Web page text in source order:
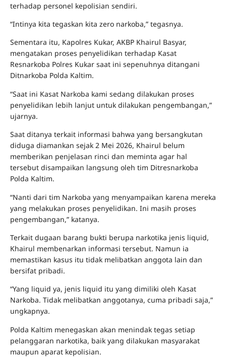
terhadap personel kepolisian sendiri.
“Intinya kita tegaskan kita zero narkoba,” tegasnya.
Sementara itu, Kapolres Kukar, AKBP Khairul Basyar,
mengatakan proses penyelidikan terhadap Kasat
Resnarkoba Polres Kukar saat ini sepenuhnya ditangani
Ditnarkoba Polda Kaltim.
“Saat ini Kasat Narkoba kami sedang dilakukan proses
penyelidikan lebih lanjut untuk dilakukan pengembangan,”
ujarnya.
Saat ditanya terkait informasi bahwa yang bersangkutan
diduga diamankan sejak 2 Mei 2026, Khairul belum
memberikan penjelasan rinci dan meminta agar hal
tersebut disampaikan langsung oleh tim Ditresnarkoba
Polda Kaltim.
“Nanti dari tim Narkoba yang menyampaikan karena mereka
yang melakukan proses penyelidikan. Ini masih proses
pengembangan,” katanya.
Terkait dugaan barang bukti berupa narkotika jenis liquid,
Khairul membenarkan informasi tersebut. Namun ia
memastikan kasus itu tidak melibatkan anggota lain dan
bersifat pribadi.
“Yang liquid ya, jenis liquid itu yang dimiliki oleh Kasat
Narkoba. Tidak melibatkan anggotanya, cuma pribadi saja,”
ungkapnya.
Polda Kaltim menegaskan akan menindak tegas setiap
pelanggaran narkotika, baik yang dilakukan masyarakat
maupun aparat kepolisian.